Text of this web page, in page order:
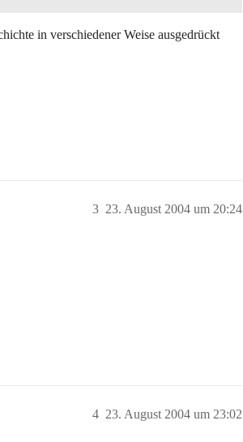
in verschiedener Weise ausgedrückt
23. August 2004 um 20:24
3
23. August 2004 um 23:02
4